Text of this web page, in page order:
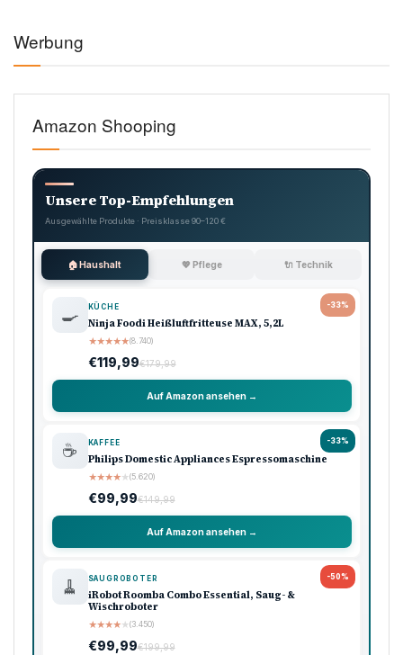
Werbung
Amazon Shooping
Unsere Top-Empfehlungen
Ausgewählte Produkte · Preisklasse 90–120 €
🏠 Haushalt 💖 Pflege 🔌 Technik
-33%
🍳 KÜCHE
Ninja Foodi Heißluftfritteuse MAX, 5,2L
★★★★★(8.740)
€119,99€179,99
Auf Amazon ansehen →
-33%
☕ KAFFEE
Philips Domestic Appliances Espressomaschine
★★★★★(5.620)
€99,99€149,99
Auf Amazon ansehen →
-50%
🧹 SAUGROBOTER
iRobot Roomba Combo Essential, Saug- &
Wischroboter
★★★★★(3.450)
€99,99€199,99